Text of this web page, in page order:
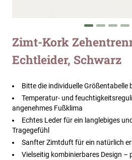
Zum
Anfang
der
Zimt-Kork
Echtleider, Schwarz
Bitte die individuelle Größentabelle
Temperatur- und
angenehmes Fußklima
Echtes Leder für ein langlebiges
Tragegefühl
Sanfter Zimtduft für ein natürlich
Vielseitig kombinierbares Design –